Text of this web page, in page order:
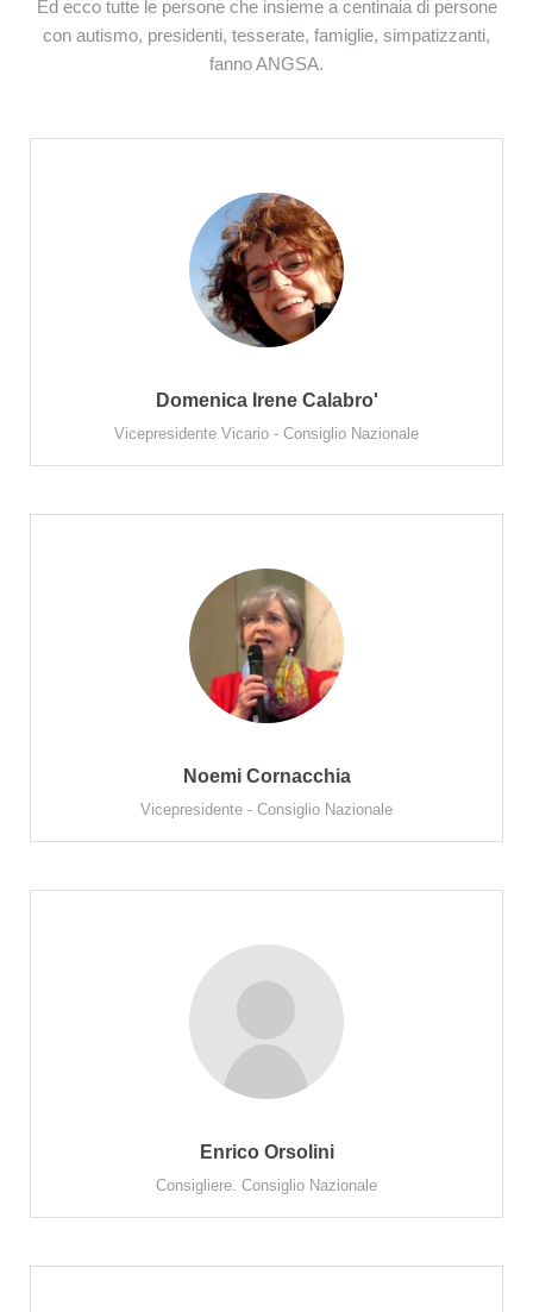
Ed ecco tutte le persone che insieme a centinaia di persone
con autismo, presidenti, tesserate, famiglie, simpatizzanti,
fanno ANGSA.
Domenica Irene Calabro'
Vicepresidente Vicario - Consiglio Nazionale
Noemi Cornacchia
Vicepresidente - Consiglio Nazionale
Enrico Orsolini
Consigliere. Consiglio Nazionale